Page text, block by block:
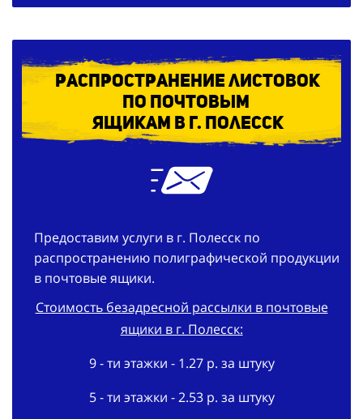
Распространение листовок
по почтовым
ящикам в г. Полесск
Предоставим услуги в г. Полесск по
распространению полиграфической продукции
в почтовые ящики.
Стоимость безадресной рассылки в почтовые
ящики в г. Полесск:
9 - ти этажки - 1.27 р. за штуку
5 - ти этажки - 2.53 р. за штуку